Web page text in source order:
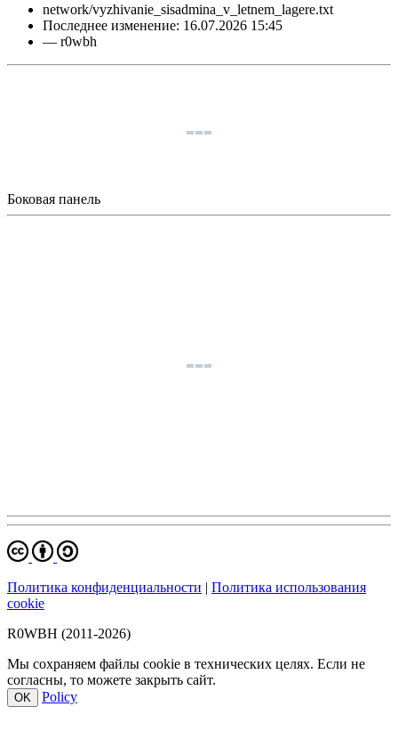
network/vyzhivanie_sisadmina_v_letnem_lagere.txt
Последнее изменение: 16.07.2026 15:45
— r0wbh
Боковая панель
Политика конфиденциальности | Политика использования
cookie
R0WBH (2011-2026)
Мы сохраняем файлы cookie в технических целях. Если не
согласны, то можете закрыть сайт.
OK Policy